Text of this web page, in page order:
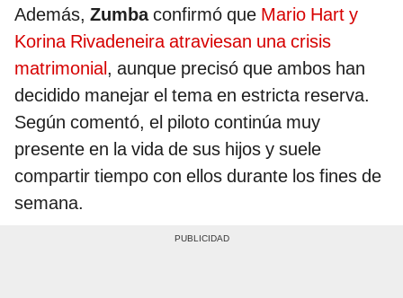
Además, Zumbaconfirmó que Mario Hart y
Korina Rivadeneira atraviesan una crisis
matrimonial, aunque precisó que ambos han
decidido manejar el tema en estricta reserva.
Según comentó, el piloto continúa muy
presente en la vida de sus hijos y suele
compartir tiempo con ellos durante los fines de
semana.